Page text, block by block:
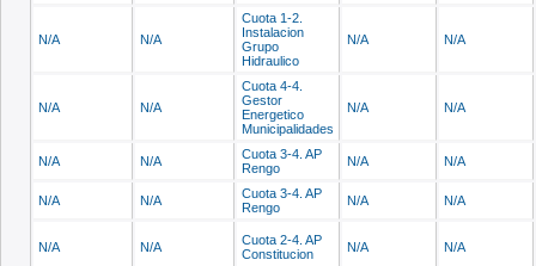
N/A N/A
Cuota 1-2.
Instalacion
Grupo
Hidraulico
N/A N/A
N/A N/A
Cuota 4-4.
Gestor
Energetico
Municipalidades
N/A N/A
N/A N/A
Cuota 3-4. AP
Rengo
N/A N/A
N/A N/A
Cuota 3-4. AP
Rengo
N/A N/A
N/A N/A
Cuota 2-4. AP
Constitucion
N/A N/A